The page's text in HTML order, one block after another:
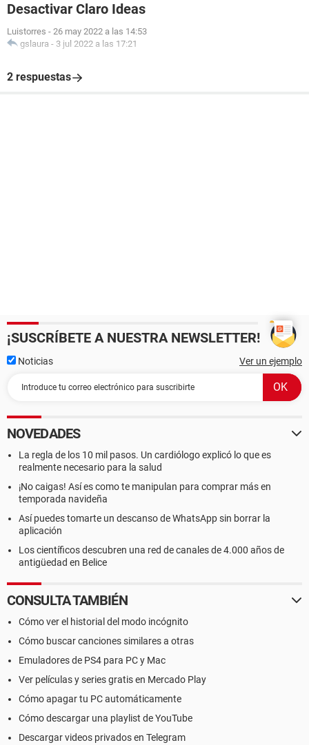
Desactivar Claro Ideas
Luistorres - 26 may 2022 a las 14:53
gslaura - 3 jul 2022 a las 17:21
2 respuestas
¡SUSCRÍBETE A NUESTRA NEWSLETTER!
Noticias Ver un ejemplo
NOVEDADES
La regla de los 10 mil pasos. Un cardiólogo explicó lo que es
realmente necesario para la salud
¡No caigas! Así es como te manipulan para comprar más en
temporada navideña
Así puedes tomarte un descanso de WhatsApp sin borrar la
aplicación
Los científicos descubren una red de canales de 4.000 años de
antigüedad en Belice
CONSULTA TAMBIÉN
Cómo ver el historial del modo incógnito
Cómo buscar canciones similares a otras
Emuladores de PS4 para PC y Mac
Ver películas y series gratis en Mercado Play
Cómo apagar tu PC automáticamente
Cómo descargar una playlist de YouTube
Descargar videos privados en Telegram